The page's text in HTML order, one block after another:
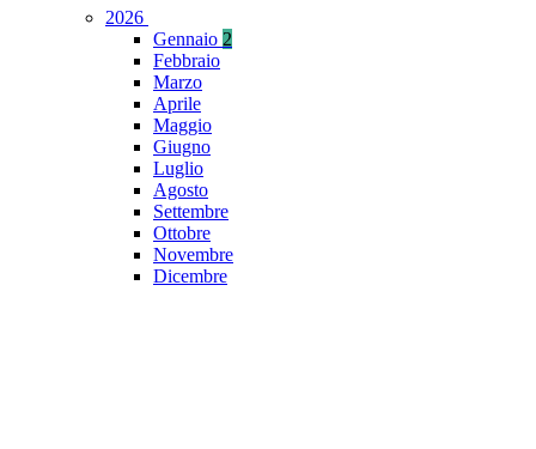
2026
Gennaio 2
Febbraio
Marzo
Aprile
Maggio
Giugno
Luglio
Agosto
Settembre
Ottobre
Novembre
Dicembre